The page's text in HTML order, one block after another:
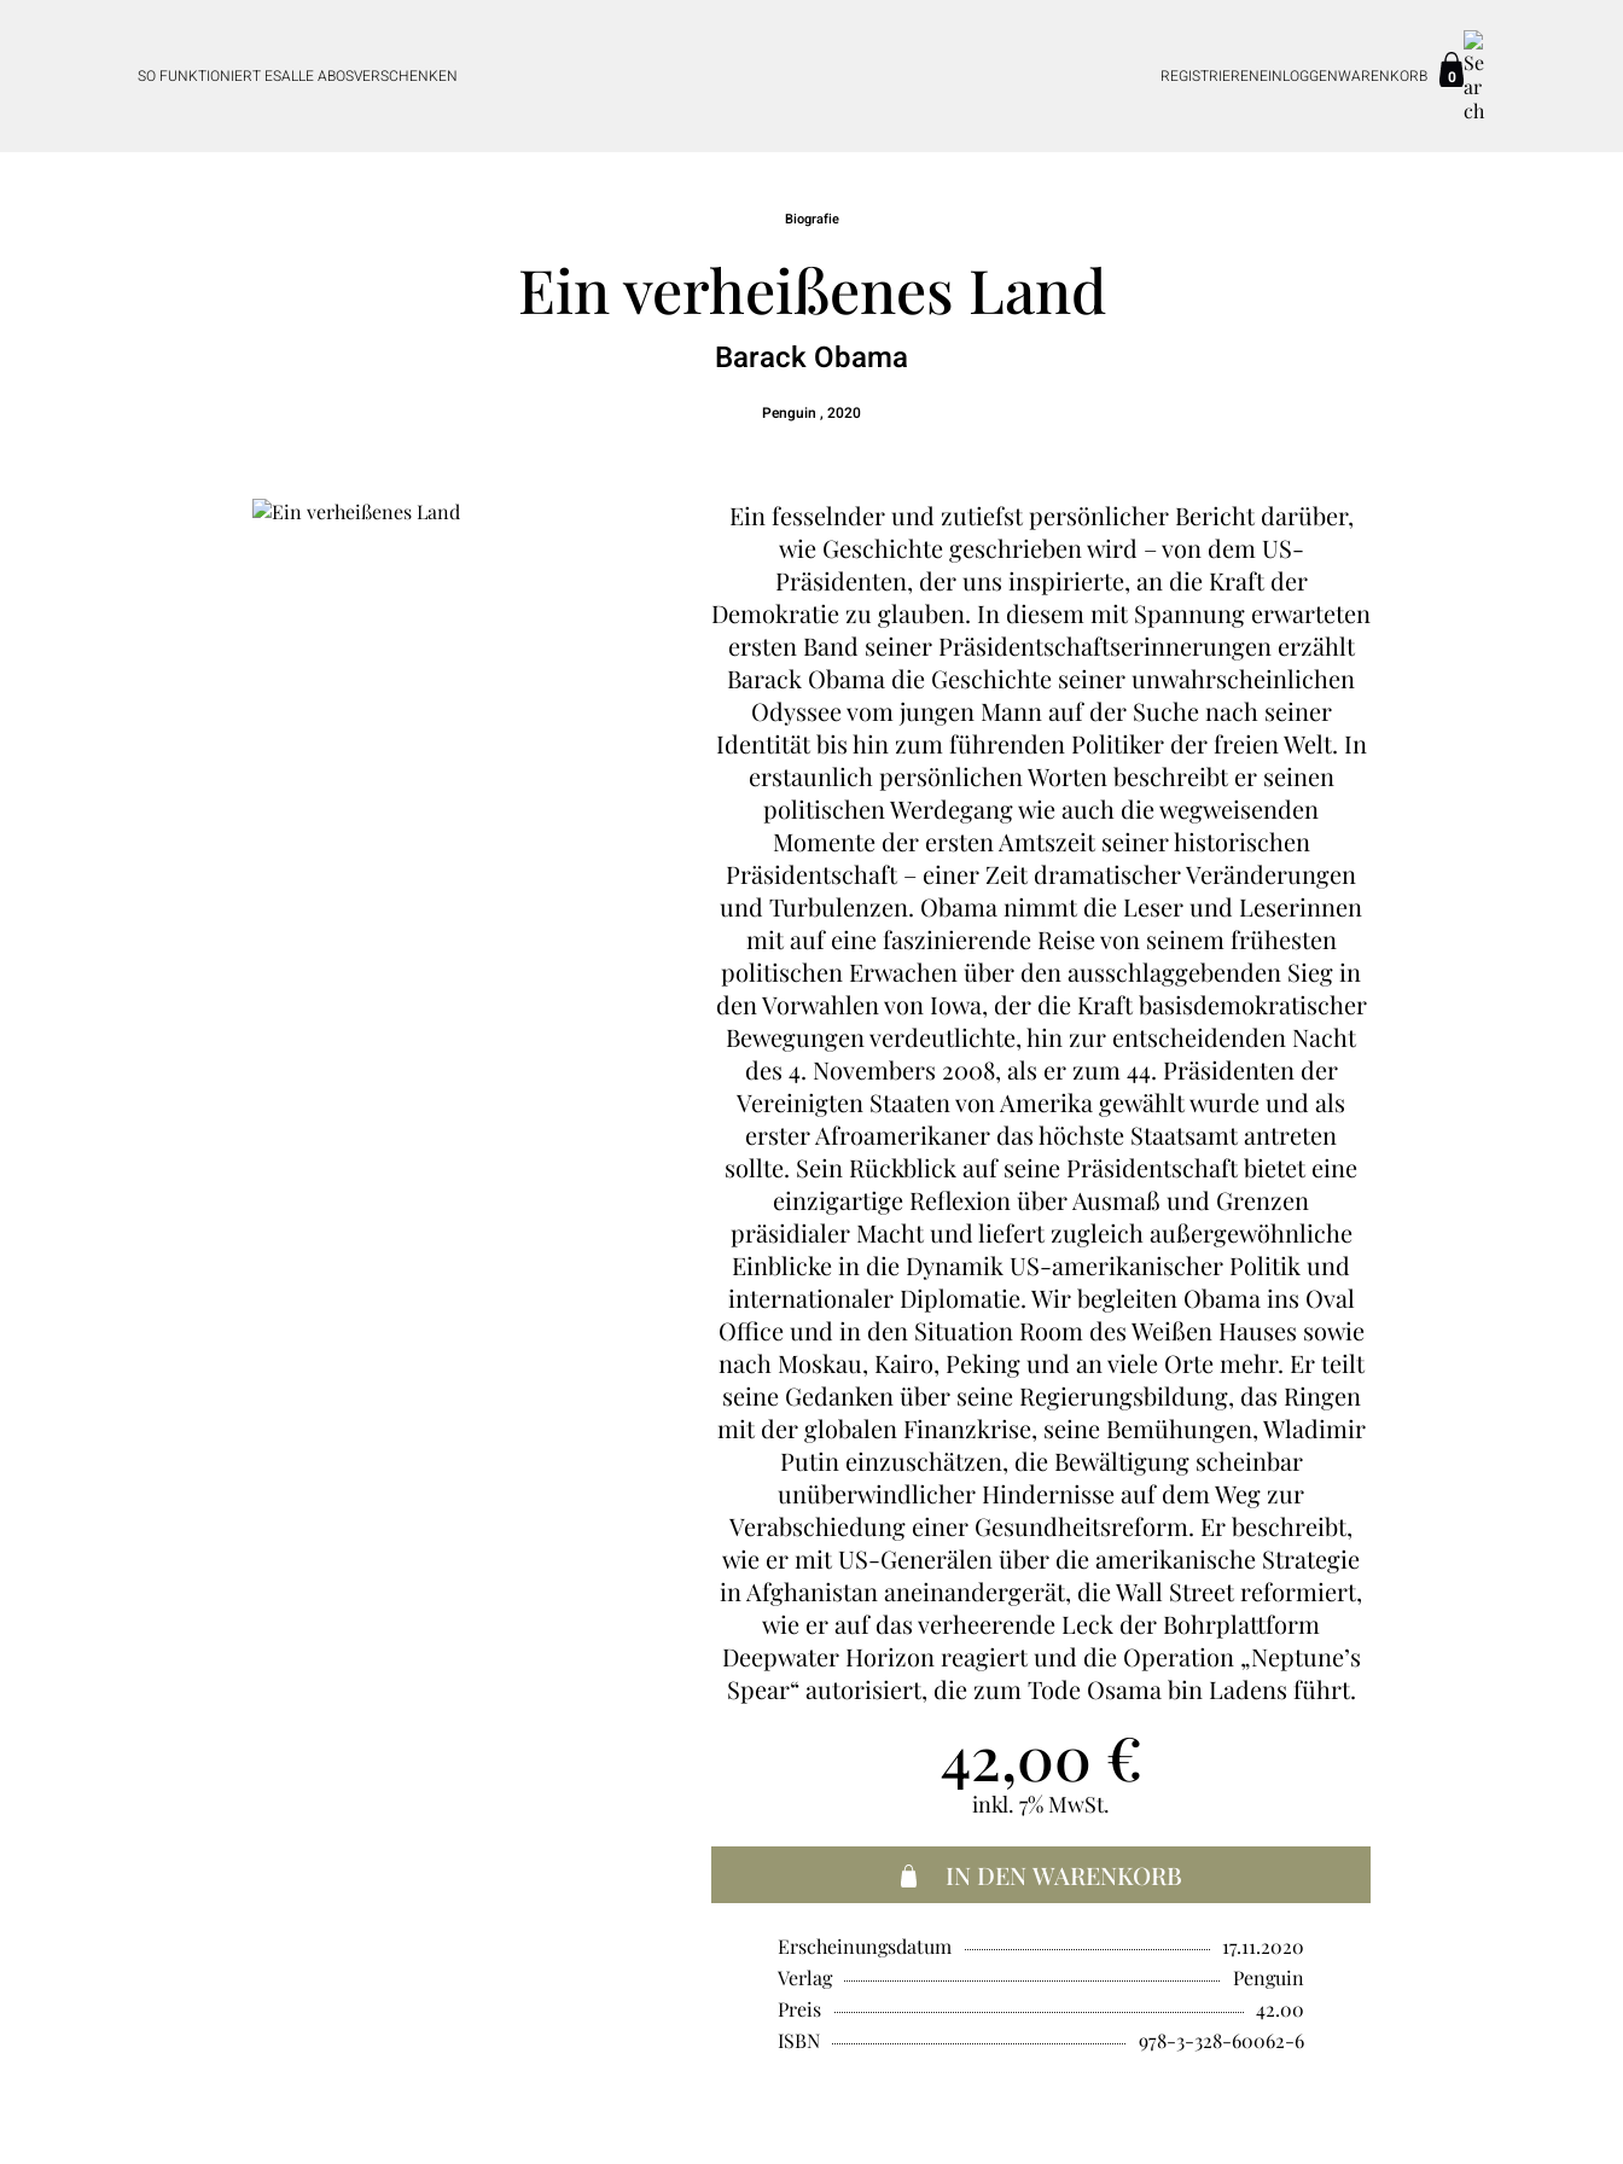
SO FUNKTIONIERT ESALLE ABOSVERSCHENKEN REGISTRIERENEINLOGGENWARENKORB 0
Biografie
Ein verheißenes Land
Barack Obama
Penguin , 2020
Ein fesselnder und zutiefst persönlicher Bericht darüber,
wie Geschichte geschrieben wird – von dem US-
Präsidenten, der uns inspirierte, an die Kraft der
Demokratie zu glauben. In diesem mit Spannung erwarteten
ersten Band seiner Präsidentschaftserinnerungen erzählt
Barack Obama die Geschichte seiner unwahrscheinlichen
Odyssee vom jungen Mann auf der Suche nach seiner
Identität bis hin zum führenden Politiker der freien Welt. In
erstaunlich persönlichen Worten beschreibt er seinen
politischen Werdegang wie auch die wegweisenden
Momente der ersten Amtszeit seiner historischen
Präsidentschaft – einer Zeit dramatischer Veränderungen
und Turbulenzen. Obama nimmt die Leser und Leserinnen
mit auf eine faszinierende Reise von seinem frühesten
politischen Erwachen über den ausschlaggebenden Sieg in
den Vorwahlen von Iowa, der die Kraft basisdemokratischer
Bewegungen verdeutlichte, hin zur entscheidenden Nacht
des 4. Novembers 2008, als er zum 44. Präsidenten der
Vereinigten Staaten von Amerika gewählt wurde und als
erster Afroamerikaner das höchste Staatsamt antreten
sollte. Sein Rückblick auf seine Präsidentschaft bietet eine
einzigartige Reflexion über Ausmaß und Grenzen
präsidialer Macht und liefert zugleich außergewöhnliche
Einblicke in die Dynamik US-amerikanischer Politik und
internationaler Diplomatie. Wir begleiten Obama ins Oval
Office und in den Situation Room des Weißen Hauses sowie
nach Moskau, Kairo, Peking und an viele Orte mehr. Er teilt
seine Gedanken über seine Regierungsbildung, das Ringen
mit der globalen Finanzkrise, seine Bemühungen, Wladimir
Putin einzuschätzen, die Bewältigung scheinbar
unüberwindlicher Hindernisse auf dem Weg zur
Verabschiedung einer Gesundheitsreform. Er beschreibt,
wie er mit US-Generälen über die amerikanische Strategie
in Afghanistan aneinandergerät, die Wall Street reformiert,
wie er auf das verheerende Leck der Bohrplattform
Deepwater Horizon reagiert und die Operation „Neptune’s
Spear“ autorisiert, die zum Tode Osama bin Ladens führt.
42,00 €
inkl. 7% MwSt.
IN DEN WARENKORB
Erscheinungsdatum
17.11.2020
Verlag
Penguin
Preis
42.00
ISBN
978-3-328-60062-6